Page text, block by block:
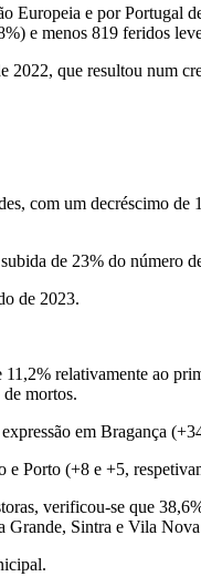
Europeia e por Portugal
e menos 819 feridos
2022, que resultou num
com um decréscimo de
de 23% do número
de 2023.
relativamente ao
mortos.
em Bragança
e Porto (+8 e +5,
verificou-se que
Grande, Sintra e Vila